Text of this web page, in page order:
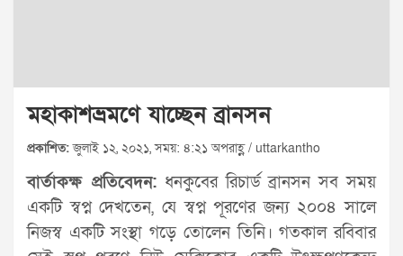
মহাকাশভ্রমণে যাচ্ছেন ব্রানসন
প্রকাশিত:জুলাই ১২, ২০২১, সময়: ৪:২১ অপরাহ্ণ / uttarkantho
বার্তাকক্ষ প্রতিবেদন:ধনকুবের রিচার্ড ব্রানসন সব সময়
একটি স্বপ্ন দেখতেন, যে স্বপ্ন পূরণের জন্য ২০০৪ সালে
নিজস্ব একটি সংস্থা গড়ে তোলেন তিনি। গতকাল রবিবার